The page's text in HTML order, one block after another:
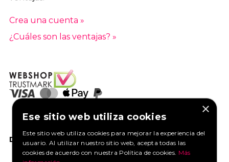
Crea una cuenta »
¿Cuáles son las ventajas? »
DANOS UN ME GUSTA EN FACEBOOK
×
Ese sitio web utiliza cookies
Este sitio web utiliza cookies para mejorar la experiencia del
usuario. Al utilizar nuestro sitio web, acepta todas las
cookies de acuerdo con nuestra Política de cookies. Más